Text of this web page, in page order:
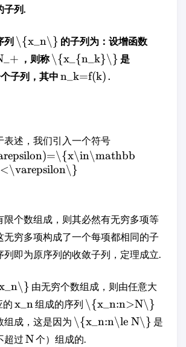
子列.
列 \{x_n\} 的子列为：设增函数
，则称\{x_{n_k}\} 是
子列，其中 n_k=f(k) .
表述，我们引入一个符号
限个数组成，则其必然有无穷多项等
无穷多项构成了一个每项都相同的子
列即为原序列的收敛子列，定理成立.
由无穷个数组成，则由任意大
的 x_n组成的序列 \{x_n:n>N\}
组成，这是因为 \{x_n:n\le N\} 是
超过 N个）组成的.